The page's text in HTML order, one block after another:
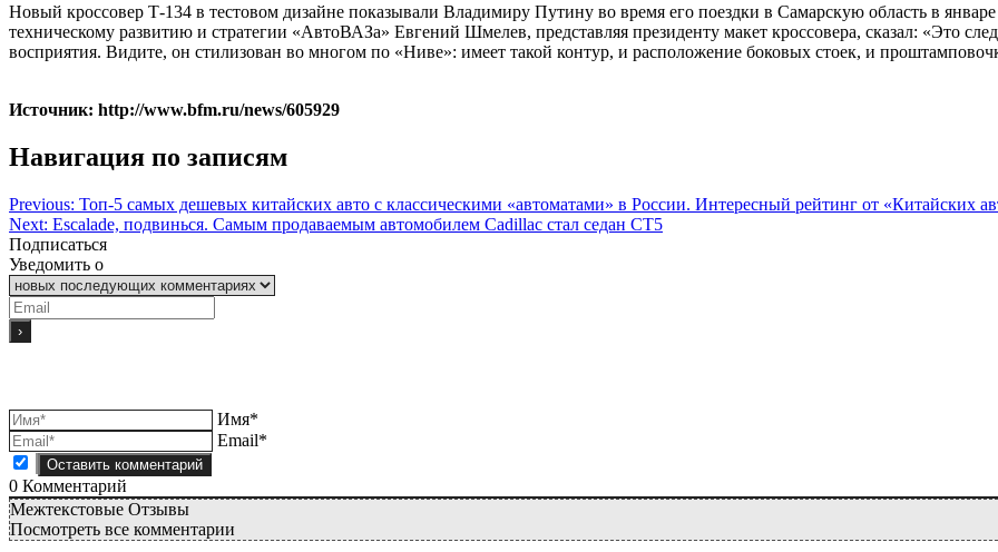
Новый кроссовер Т-134 в тестовом дизайне показывали Владимиру Путину во время его поездки в Самарскую область в
техническому развитию и стратегии «АвтоВАЗа» Евгений Шмелев, представляя президенту макет кроссовера, сказал: «Это
восприятия. Видите, он стилизован во многом по «Ниве»: имеет такой контур, и расположение боковых стоек, и
Источник: http://www.bfm.ru/news/605929
Навигация по записям
Previous: Топ-5 самых дешевых китайских авто с классическими «автоматами» в России. Интересный рейтинг от «Китайских
Next: Escalade, подвинься. Самым продаваемым автомобилем Cadillac стал седан CT5
Подписаться
Уведомить о
Имя*
Email*
0 Комментарий
Межтекстовые Отзывы
Посмотреть все комментарии